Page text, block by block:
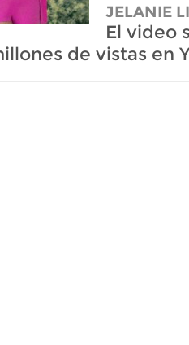
JELANIE
El video
de vistas en